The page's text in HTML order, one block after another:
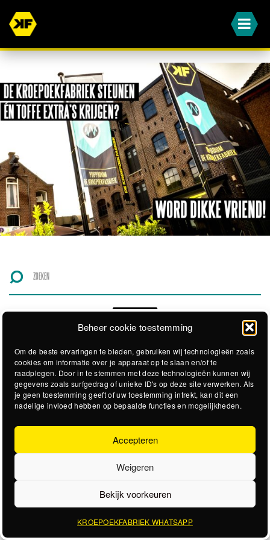
Beheer cookie toestemming
Om de beste ervaringen te bieden, gebruiken wij technologieën zoals
cookies om informatie over je apparaat op te slaan en/of te
raadplegen. Door in te stemmen met deze technologieën kunnen wij
gegevens zoals surfgedrag of unieke ID's op deze site verwerken. Als
je geen toestemming geeft of uw toestemming intrekt, kan dit een
nadelige invloed hebben op bepaalde functies en mogelijkheden.
Accepteren
Weigeren
Bekijk voorkeuren
KROEPOEKFABRIEK WHATSAPP
WORD JIJ OOK EEN VAN ONZE DIKKE VRIENDEN?